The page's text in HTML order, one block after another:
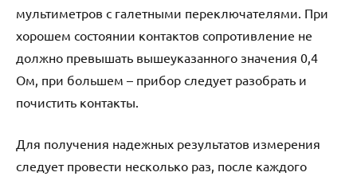
мультиметров с галетными переключателями. При
хорошем состоянии контактов сопротивление не
должно превышать вышеуказанного значения 0,4
Ом, при большем – прибор следует разобрать и
почистить контакты.
Для получения надежных результатов измерения
следует провести несколько раз, после каждого